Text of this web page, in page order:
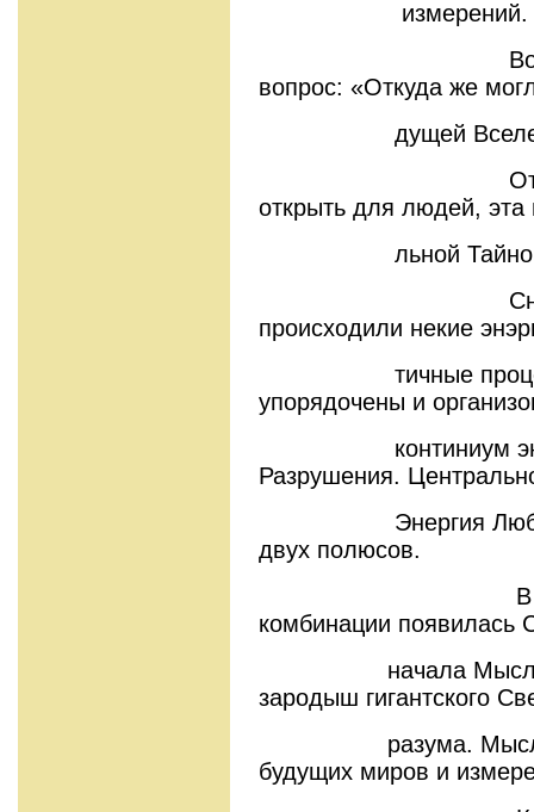
измерений.
Возникает
вопрос: «Откуда же
дущей
Ответ на
открыть для людей,
льной Тайной
Сначала
происходили некие
тичные
упорядочены и
континиум
Разрушения.
Энергия Любви,
двух полюсов.
В
комбинации появилась
начала Мыслить.
зародыш гигантского
разума.
будущих миров и